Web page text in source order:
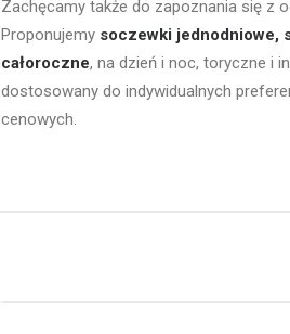
Zachęcamy także do zapoznania się z
Proponujemy soczewki jednodniowe,
całoroczne, na dzień i noc, toryczne i
dostosowany do indywidualnych
cenowych.